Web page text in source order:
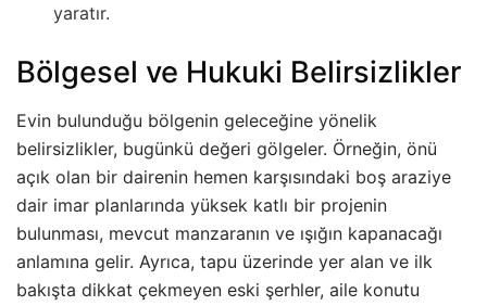
yaratır.
Bölgesel ve Hukuki Belirsizlikler
Evin bulunduğu bölgenin geleceğine yönelik
belirsizlikler, bugünkü değeri gölgeler. Örneğin, önü
açık olan bir dairenin hemen karşısındaki boş araziye
dair imar planlarında yüksek katlı bir projenin
bulunması, mevcut manzaranın ve ışığın kapanacağı
anlamına gelir. Ayrıca, tapu üzerinde yer alan ve ilk
bakışta dikkat çekmeyen eski şerhler, aile konutu